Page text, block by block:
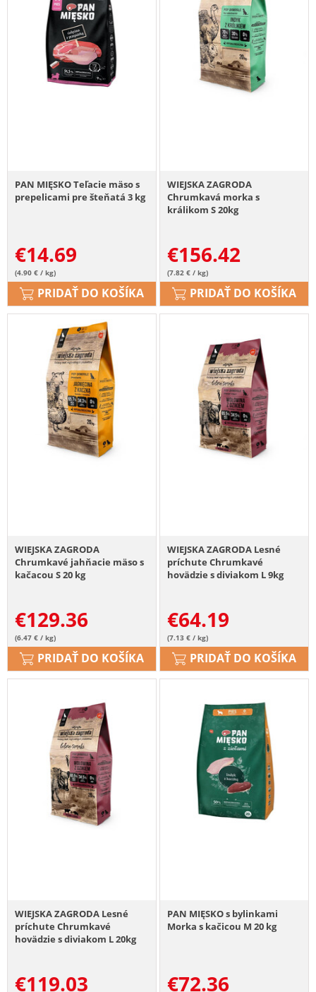
PAN MIĘSKO Teľacie mäso s
prepelicami pre šteňatá 3 kg
€14.69
(4.90 € / kg)
PRIDAŤ DO KOŠÍKA
WIEJSKA ZAGRODA
Chrumkavá morka s
králikom S 20kg
€156.42
(7.82 € / kg)
PRIDAŤ DO KOŠÍKA
WIEJSKA ZAGRODA
Chrumkavé jahňacie mäso s
kačacou S 20 kg
€129.36
(6.47 € / kg)
PRIDAŤ DO KOŠÍKA
WIEJSKA ZAGRODA Lesné
príchute Chrumkavé
hovädzie s diviakom L 9kg
€64.19
(7.13 € / kg)
PRIDAŤ DO KOŠÍKA
WIEJSKA ZAGRODA Lesné
príchute Chrumkavé
hovädzie s diviakom L 20kg
€119.03
PAN MIĘSKO s bylinkami
Morka s kačicou M 20 kg
€72.36